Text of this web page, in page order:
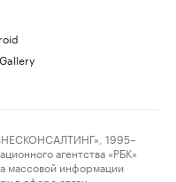
1995–
агентства «РБК»
массовой информации